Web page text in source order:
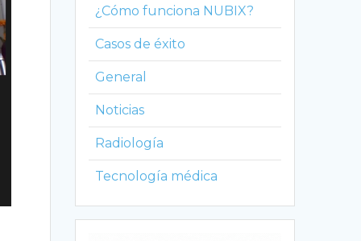
¿Cómo funciona NUBIX?
Casos de éxito
General
Noticias
Radiología
Tecnología médica